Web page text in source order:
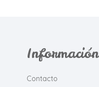
Información
Contacto